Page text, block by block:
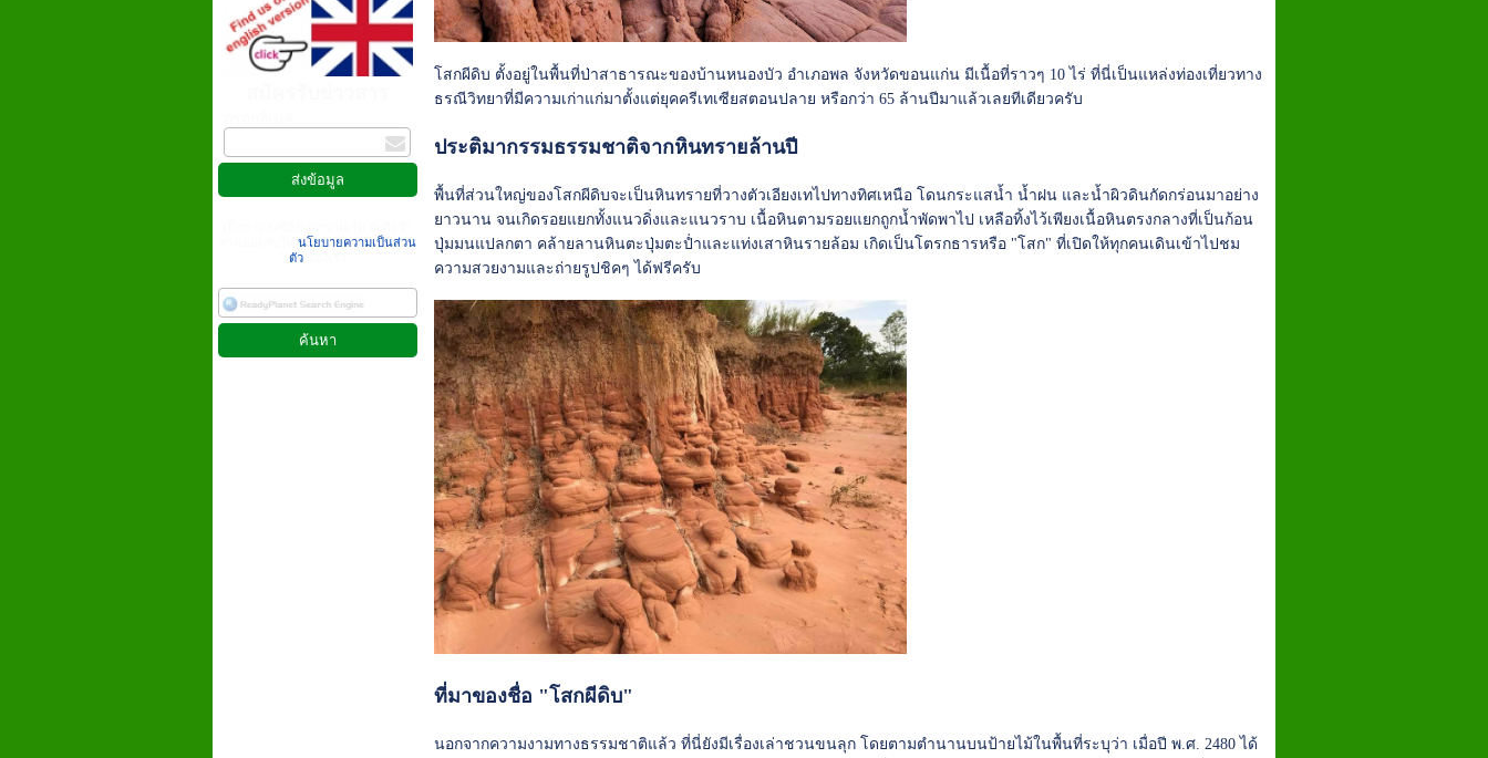
นโยบายความเป็นส่วน
ตัว
โสกผีดิบ ตั้งอยู่ในพื้นที่ป่าสาธารณะของบ้านหนองบัว อำเภอพล จังหวัดขอนแก่น มีเนื้อที่ราวๆ 10 ไร่ ที่นี่เป็นแหล่งท่องเที่ยวทาง
ธรณีวิทยาที่มีความเก่าแก่มาตั้งแต่ยุคครีเทเซียสตอนปลาย หรือกว่า 65 ล้านปีมาแล้วเลยทีเดียวครับ
ประติมากรรมธรรมชาติจากหินทรายล้านปี
พื้นที่ส่วนใหญ่ของโสกผีดิบจะเป็นหินทรายที่วางตัวเอียงเทไปทางทิศเหนือ โดนกระแสน้ำ น้ำฝน และน้ำผิวดินกัดกร่อนมาอย่าง
ยาวนาน จนเกิดรอยแยกทั้งแนวดิ่งและแนวราบ เนื้อหินตามรอยแยกถูกน้ำพัดพาไป เหลือทิ้งไว้เพียงเนื้อหินตรงกลางที่เป็นก้อน
ปุ่มมนแปลกตา คล้ายลานหินตะปุ่มตะป่ำและแท่งเสาหินรายล้อม เกิดเป็นโตรกธารหรือ "โสก" ที่เปิดให้ทุกคนเดินเข้าไปชม
ความสวยงามและถ่ายรูปชิคๆ ได้ฟรีครับ
ที่มาของชื่อ "โสกผีดิบ"
นอกจากความงามทางธรรมชาติแล้ว ที่นี่ยังมีเรื่องเล่าชวนขนลุก โดยตามตำนานบนป้ายไม้ในพื้นที่ระบุว่า เมื่อปี พ.ศ. 2480 ได้